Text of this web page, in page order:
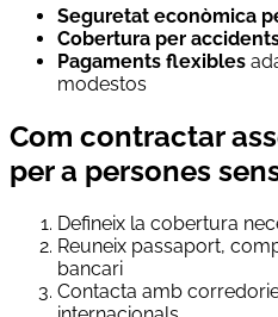
Seguretat econòmica
Cobertura per
Pagaments flexibles
modestos
Com contractar
per a persones
Defineix la cobertura
Reuneix passaport,
bancari
Contacta amb